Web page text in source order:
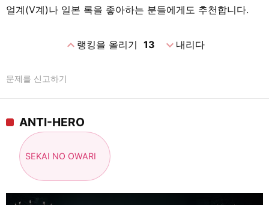
얼계(V계)나 일본 록을 좋아하는 분들에게도 추천합니다.
expand_less랭킹을 올리기 13 expand_more내리다
문제를 신고하기
ANTI-HERO
SEKAI NO OWARI